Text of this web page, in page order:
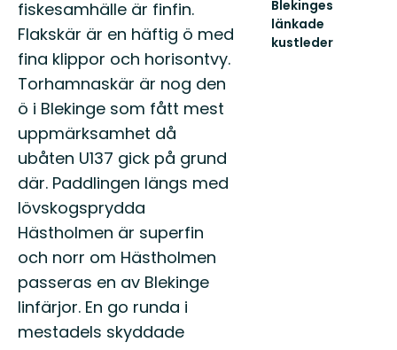
fiskesamhälle är finfin.
Flakskär är en häftig ö med
fina klippor och horisontvy.
Torhamnaskär är nog den
ö i Blekinge som fått mest
uppmärksamhet då
ubåten U137 gick på grund
där. Paddlingen längs med
lövskogsprydda
Hästholmen är superfin
och norr om Hästholmen
passeras en av Blekinge
linfärjor. En go runda i
mestadels skyddade
Blekinges
länkade
kustleder